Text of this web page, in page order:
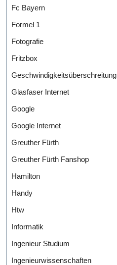
Fc Bayern
Formel 1
Fotografie
Fritzbox
Geschwindigkeitsüberschreitung
Glasfaser Internet
Google
Google Internet
Greuther Fürth
Greuther Fürth Fanshop
Hamilton
Handy
Htw
Informatik
Ingenieur Studium
Ingenieurwissenschaften